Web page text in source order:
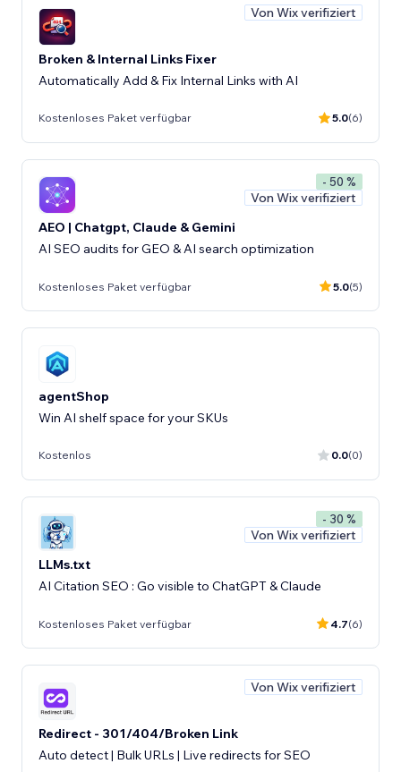
Von Wix verifiziert
Broken & Internal Links Fixer
Automatically Add & Fix Internal Links with AI
Kostenloses Paket verfügbar 5.0(6)
- 50 %
Von Wix verifiziert
AEO | Chatgpt, Claude & Gemini
AI SEO audits for GEO & AI search optimization
Kostenloses Paket verfügbar 5.0(5)
agentShop
Win AI shelf space for your SKUs
Kostenlos 0.0(0)
- 30 %
Von Wix verifiziert
LLMs.txt
AI Citation SEO : Go visible to ChatGPT & Claude
Kostenloses Paket verfügbar 4.7(6)
Von Wix verifiziert
Redirect - 301/404/Broken Link
Auto detect | Bulk URLs | Live redirects for SEO